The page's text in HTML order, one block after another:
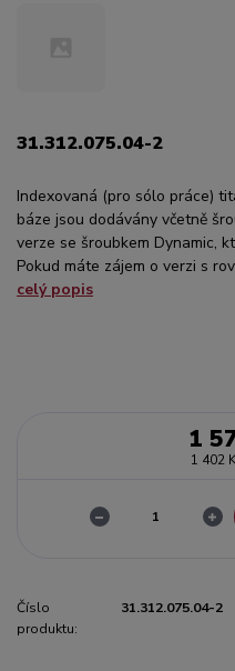
31.312.075.04-2
Indexovaná (pro sólo práce)
báze jsou dodávány včetně
verze se šroubkem Dynamic,
Pokud máte zájem o verzi s
celý popis
1
1 402
Číslo
produktu:
31.312.075.04-2